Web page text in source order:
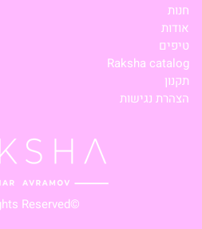
חנות
אודות
טיפים
Raksha catalog
תקנון
הצהרת נגישות
©All Rights Reserved